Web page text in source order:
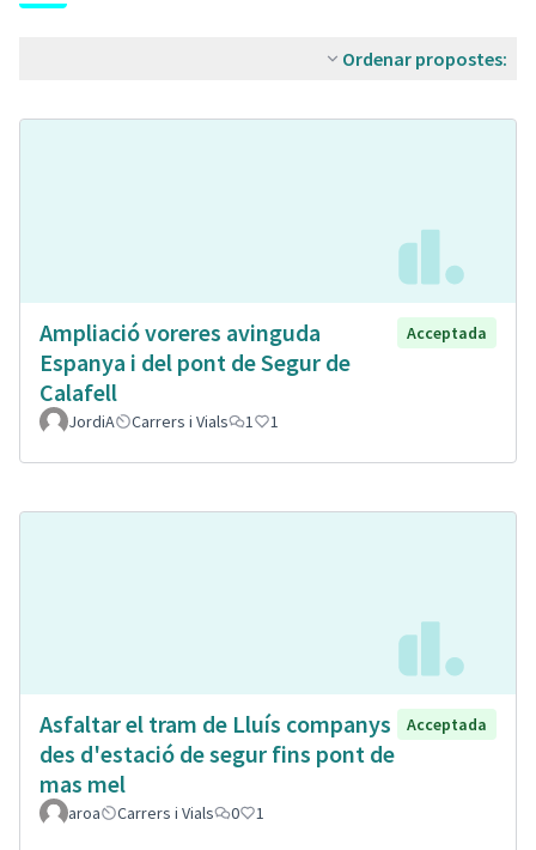
Ordenar propostes:
Ampliació voreres avinguda
Espanya i del pont de Segur de
Calafell
Acceptada
JordiA Carrers i Vials 1 1
Asfaltar el tram de Lluís companys
des d'estació de segur fins pont de
mas mel
Acceptada
aroa Carrers i Vials 0 1